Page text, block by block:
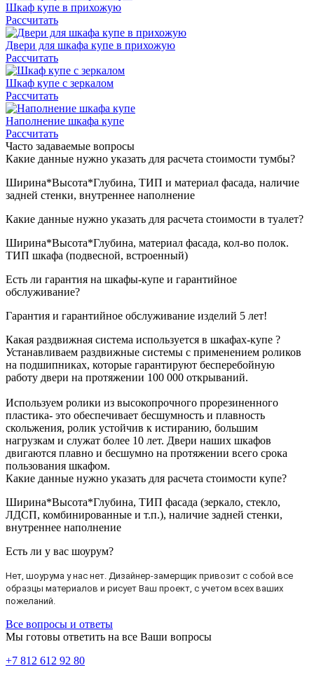
Шкаф купе в прихожую
Рассчитать
Двери для шкафа купе в прихожую
Рассчитать
Шкаф купе с зеркалом
Рассчитать
Наполнение шкафа купе
Рассчитать
Часто задаваемые вопросы
Какие данные нужно указать для расчета стоимости тумбы?
Ширина*Высота*Глубина, ТИП и материал фасада, наличие
задней стенки, внутреннее наполнение
Какие данные нужно указать для расчета стоимости в туалет?
Ширина*Высота*Глубина, материал фасада, кол-во полок.
ТИП шкафа (подвесной, встроенный)
Есть ли гарантия на шкафы-купе и гарантийное
обслуживание?
Гарантия и гарантийное обслуживание изделий 5 лет!
Какая раздвижная система используется в шкафах-купе ?
Устанавливаем раздвижные системы с применением роликов
на подшипниках, которые гарантируют бесперебойную
работу двери на протяжении 100 000 открываний.
Используем ролики из высокопрочного прорезиненного
пластика- это обеспечивает бесшумность и плавность
скольжения, ролик устойчив к истиранию, большим
нагрузкам и служат более 10 лет. Двери наших шкафов
двигаются плавно и бесшумно на протяжении всего срока
пользования шкафом.
Какие данные нужно указать для расчета стоимости купе?
Ширина*Высота*Глубина, ТИП фасада (зеркало, стекло,
ЛДСП, комбинированные и т.п.), наличие задней стенки,
внутреннее наполнение
Есть ли у вас шоурум?
Нет, шоурума у нас нет. Дизайнер-замерщик привозит с собой все
образцы материалов и рисует Ваш проект, с учетом всех ваших
пожеланий.
Все вопросы и ответы
Мы готовы ответить на все Ваши вопросы
+7 812 612 92 80